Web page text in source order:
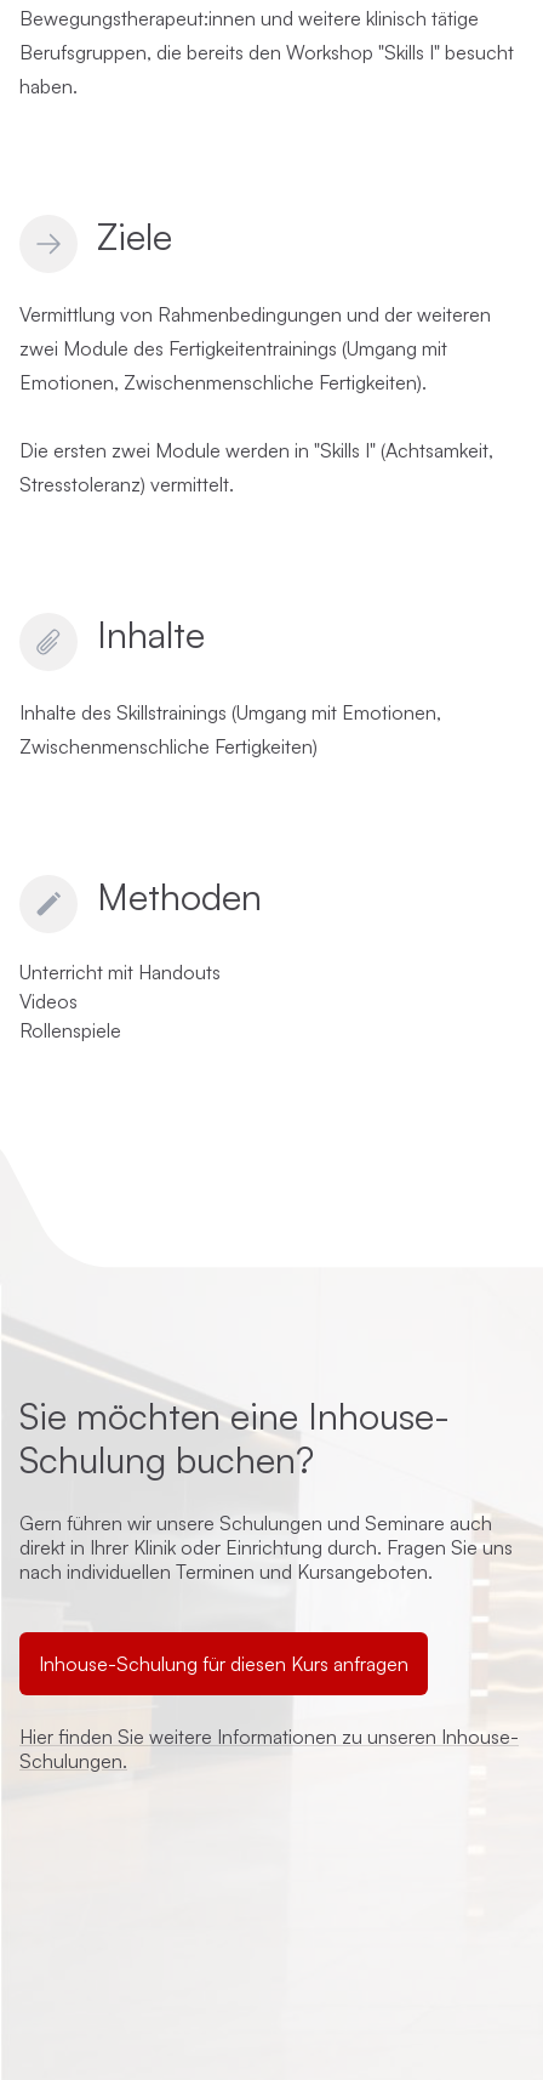
Bewegungstherapeut:innen und weitere klinisch tätige
Berufsgruppen, die bereits den Workshop "Skills I" besucht
haben.
Ziele
Vermittlung von Rahmenbedingungen und der weiteren
zwei Module des Fertigkeitentrainings (Umgang mit
Emotionen, Zwischenmenschliche Fertigkeiten).
Die ersten zwei Module werden in "Skills I" (Achtsamkeit,
Stresstoleranz) vermittelt.
Inhalte
Inhalte des Skillstrainings (Umgang mit Emotionen,
Zwischenmenschliche Fertigkeiten)
Methoden
Unterricht mit Handouts
Videos
Rollenspiele
Sie möchten eine Inhouse-
Schulung buchen?
Gern führen wir unsere Schulungen und Seminare auch
direkt in Ihrer Klinik oder Einrichtung durch. Fragen Sie uns
nach individuellen Terminen und Kursangeboten.
Inhouse-Schulung für diesen Kurs anfragen
Hier finden Sie weitere Informationen zu unseren Inhouse-
Schulungen.